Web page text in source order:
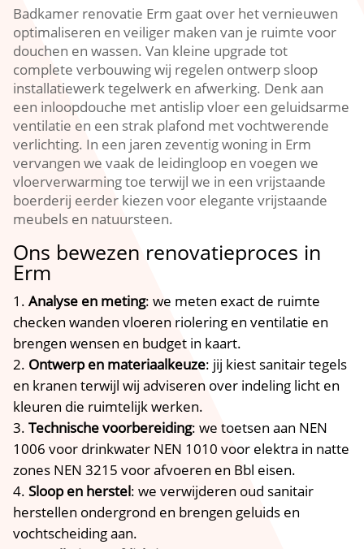
Badkamer renovatie Erm gaat over het vernieuwen
optimaliseren en veiliger maken van je ruimte voor
douchen en wassen. Van kleine upgrade tot
complete verbouwing wij regelen ontwerp sloop
installatiewerk tegelwerk en afwerking. Denk aan
een inloopdouche met antislip vloer een geluidsarme
ventilatie en een strak plafond met vochtwerende
verlichting. In een jaren zeventig woning in Erm
vervangen we vaak de leidingloop en voegen we
vloerverwarming toe terwijl we in een vrijstaande
boerderij eerder kiezen voor elegante vrijstaande
meubels en natuursteen.
Ons bewezen renovatieproces in
Erm
Analyse en meting: we meten exact de ruimte
checken wanden vloeren riolering en ventilatie en
brengen wensen en budget in kaart.
Ontwerp en materiaalkeuze: jij kiest sanitair tegels
en kranen terwijl wij adviseren over indeling licht en
kleuren die ruimtelijk werken.
Technische voorbereiding: we toetsen aan NEN
1006 voor drinkwater NEN 1010 voor elektra in natte
zones NEN 3215 voor afvoeren en Bbl eisen.
Sloop en herstel: we verwijderen oud sanitair
herstellen ondergrond en brengen geluids en
vochtscheiding aan.